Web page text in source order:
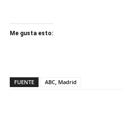
Me gusta esto:
FUENTE ABC, Madrid